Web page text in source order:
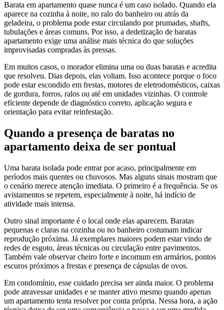
Barata em apartamento quase nunca é um caso isolado. Quando ela
aparece na cozinha à noite, no ralo do banheiro ou atrás da
geladeira, o problema pode estar circulando por prumadas, shafts,
tubulações e áreas comuns. Por isso, a dedetização de baratas
apartamento exige uma análise mais técnica do que soluções
improvisadas compradas às pressas.
Em muitos casos, o morador elimina uma ou duas baratas e acredita
que resolveu. Dias depois, elas voltam. Isso acontece porque o foco
pode estar escondido em frestas, motores de eletrodomésticos, caixas
de gordura, forros, ralos ou até em unidades vizinhas. O controle
eficiente depende de diagnóstico correto, aplicação segura e
orientação para evitar reinfestação.
Quando a presença de baratas no
apartamento deixa de ser pontual
Uma barata isolada pode entrar por acaso, principalmente em
períodos mais quentes ou chuvosos. Mas alguns sinais mostram que
o cenário merece atenção imediata. O primeiro é a frequência. Se os
avistamentos se repetem, especialmente à noite, há indício de
atividade mais intensa.
Outro sinal importante é o local onde elas aparecem. Baratas
pequenas e claras na cozinha ou no banheiro costumam indicar
reprodução próxima. Já exemplares maiores podem estar vindo de
redes de esgoto, áreas técnicas ou circulação entre pavimentos.
Também vale observar cheiro forte e incomum em armários, pontos
escuros próximos a frestas e presença de cápsulas de ovos.
Em condomínio, esse cuidado precisa ser ainda maior. O problema
pode atravessar unidades e se manter ativo mesmo quando apenas
um apartamento tenta resolver por conta própria. Nessa hora, a ação